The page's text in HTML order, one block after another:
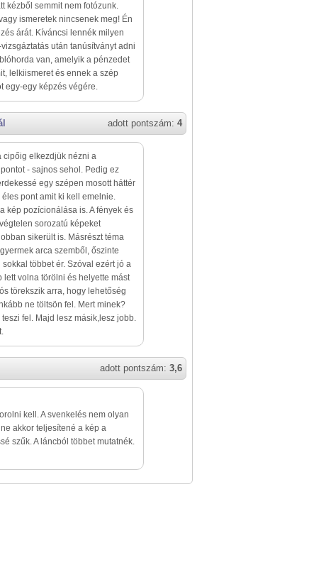
kézből semmit nem fotózunk.
ismeretek nincsenek meg! Én
árát. Kíváncsi lennék milyen
után tanúsítványt adni
van, amelyik a pénzedet
lelkiismeret és ennek a szép
egy-egy képzés végére.
adott pontszám: 4
cipőig elkezdjük nézni a
- sajnos sehol. Pedig ez
egy szépen mosott háttér
pont amit ki kell emelnie.
kép pozícionálása is. A fények és
sorozatú képeket
sikerült is. Másrészt téma
arca szemből, őszinte
többet ér. Szóval ezért jó a
volna törölni és helyette mást
törekszik arra, hogy lehetőség
ne töltsön fel. Mert minek?
fel. Majd lesz másik,lesz jobb.
adott pontszám: 3,6
kell. A svenkelés nem olyan
akkor teljesítené a kép a
szűk. A láncból többet mutatnék.